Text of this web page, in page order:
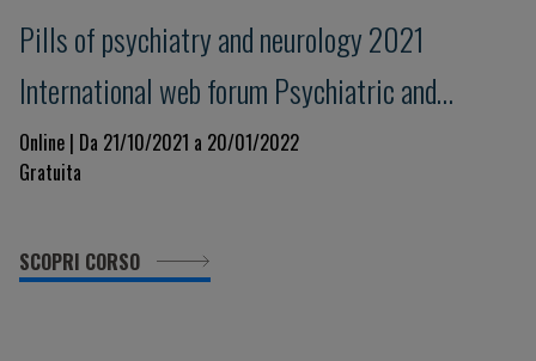
Pills of psychiatry and neurology 2021
International web forum Psychiatric and
neurological issues in the Covid-19 era: lessons
for the present and the future
Online | Da 21/10/2021 a 20/01/2022
Gratuita
SCOPRI CORSO